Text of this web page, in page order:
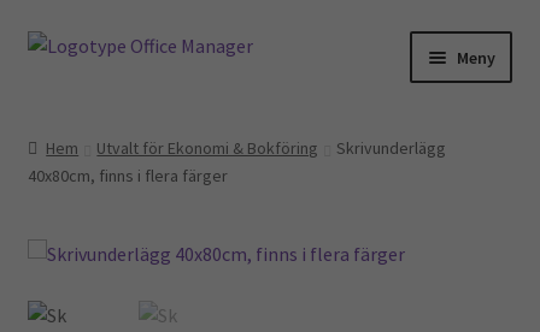
Hoppa
Hoppa
Meny
Kontakt
Om oss
Miljö- och hållbarhetspolicy
Hem Utvalt för Ekonomi & Bokföring
Skrivunderlägg
40x80cm, finns i flera färger